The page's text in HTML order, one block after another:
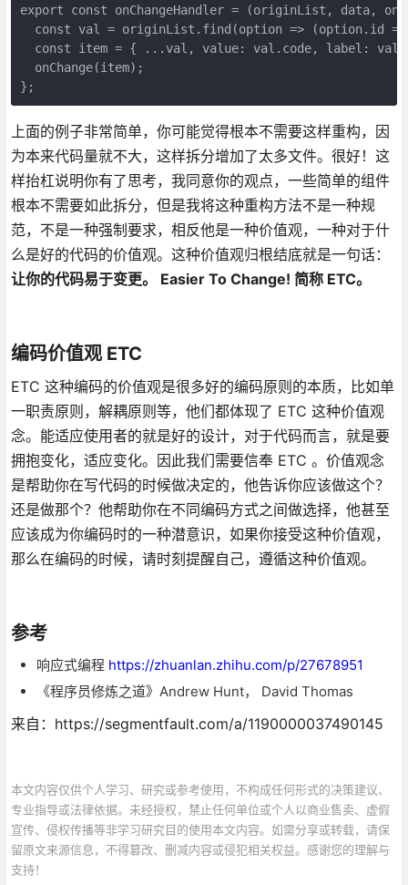
export const onChangeHandler = (originList, data,
const val = originList.find(option => (option.id
const item = { ...val, value: val.code, label:
  onChange(item);
};
上面的例子非常简单，你可能觉得根本不需要这样重构，因
为本来代码量就不大，这样拆分增加了太多文件。很好！这
样抬杠说明你有了思考，我同意你的观点，一些简单的组件
根本不需要如此拆分，但是我将这种重构方法不是一种规
范，不是一种强制要求，相反他是一种价值观，一种对于什
么是好的代码的价值观。这种价值观归根结底就是一句话：
让你的代码易于变更。 Easier To Change! 简称 ETC。
编码价值观 ETC
ETC 这种编码的价值观是很多好的编码原则的本质，比如单
一职责原则，解耦原则等，他们都体现了 ETC 这种价值观
念。能适应使用者的就是好的设计，对于代码而言，就是要
拥抱变化，适应变化。因此我们需要信奉 ETC 。价值观念
是帮助你在写代码的时候做决定的，他告诉你应该做这个？
还是做那个？他帮助你在不同编码方式之间做选择，他甚至
应该成为你编码时的一种潜意识，如果你接受这种价值观，
那么在编码的时候，请时刻提醒自己，遵循这种价值观。
参考
响应式编程 https://zhuanlan.zhihu.com/p/27678951
《程序员修炼之道》Andrew Hunt， David Thomas
来自：https://segmentfault.com/a/1190000037490145
本文内容仅供个人学习、研究或参考使用，不构成任何形式的决策建议、
专业指导或法律依据。未经授权，禁止任何单位或个人以商业售卖、虚假
宣传、侵权传播等非学习研究目的使用本文内容。如需分享或转载，请保
留原文来源信息，不得篡改、删减内容或侵犯相关权益。感谢您的理解与
支持！